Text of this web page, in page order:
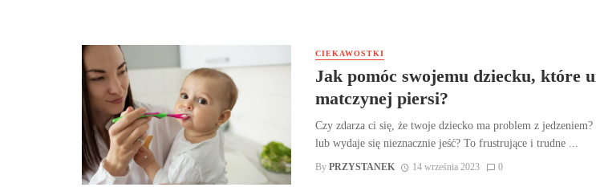
CIEKAWOSTKI
Jak pomóc swojemu dziecku, które
matczynej piersi?
Czy zdarza ci się, że twoje dziecko ma problem z jedzeniem?
lub wydaje się nieznacznie jeść? To frustrujące i trudne ...
By PRZYSTANEK 14 września 2023 0